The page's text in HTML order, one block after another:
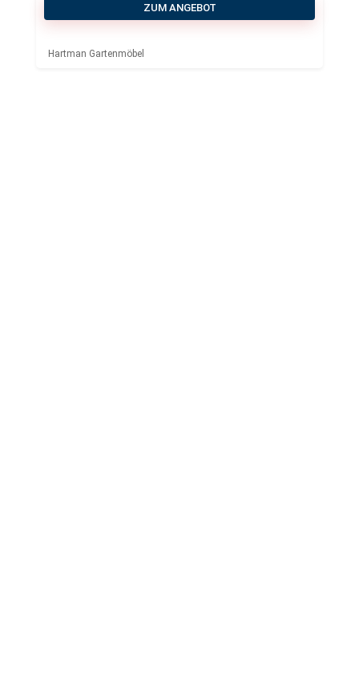
ZUM ANGEBOT
Hartman Gartenmöbel